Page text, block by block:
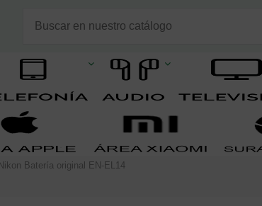
Nikon Batería original EN-EL14